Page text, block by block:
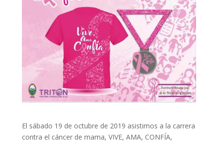
El sábado 19 de octubre de 2019 asistimos a la carrera
contra el cáncer de mama, VIVE, AMA, CONFÍA,